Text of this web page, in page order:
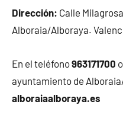
Dirección: Calle
Alboraia/Alboraya.
En el teléfono963171700
ayuntamiento de
alboraiaalboraya.es